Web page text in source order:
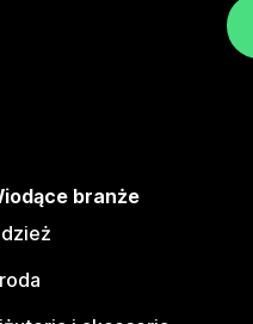
branże